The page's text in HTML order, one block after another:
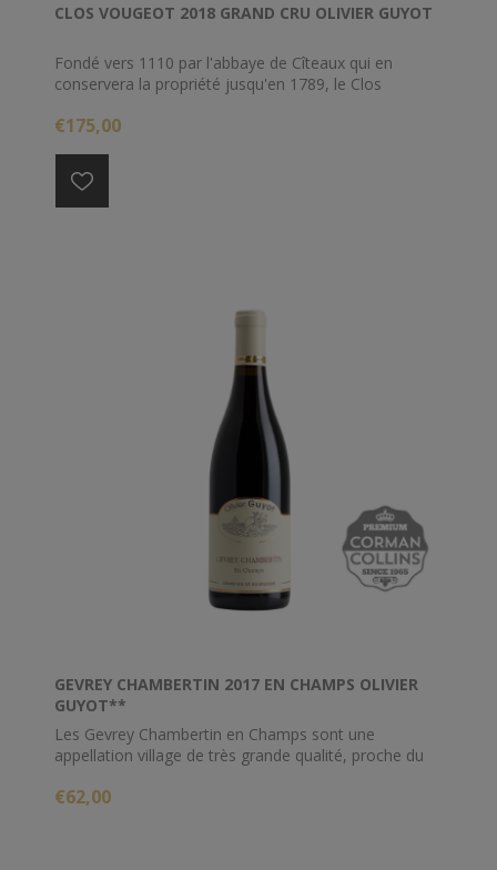
CLOS VOUGEOT 2018 GRAND CRU OLIVIER GUYOT
Fondé vers 1110 par l'abbaye de Cîteaux qui en
conservera la propriété jusqu'en 1789, le Clos
seul tenant sur 50,59ha il demeure ceint des murs qui
figures de proue parmi les Grands Crus Rouges.
€175,00
GEVREY CHAMBERTIN 2017 EN CHAMPS OLIVIER
GUYOT**
Les Gevrey Chambertin en Champs sont une
appellation village de très grande qualité, proche du
est situé du coté Nord ce qui leur procure fraîcheur,
€62,00